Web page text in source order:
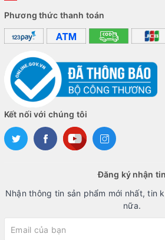
Phương thức thanh toán
Kết nối với chúng tôi
Đăng ký nhận tin
Nhận thông tin sản phẩm mới nhất, tin
nữa.